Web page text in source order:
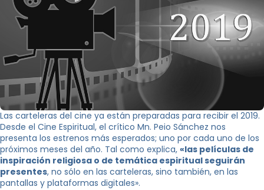
Las carteleras del cine ya están preparadas para recibir el 2019.
Desde el Cine Espiritual, el crítico Mn. Peio Sánchez nos
presenta los estrenos más esperados; uno por cada uno de los
próximos meses del año. Tal como explica, «las películas de
inspiración religiosa o de temática espiritual seguirán
presentes, no sólo en las carteleras, sino también, en las
pantallas y plataformas digitales».